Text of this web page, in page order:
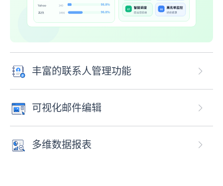
丰富的联系人管理功能
可视化邮件编辑
多维数据报表